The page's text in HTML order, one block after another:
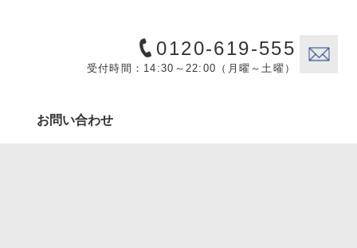
0120-619-555
受付時間：14:30～22:00（月曜～土曜）
お問い合わせ